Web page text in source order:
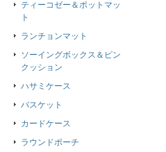
ティーコゼー＆ポットマッ
ト
ランチョンマット
ソーイングボックス＆ピン
クッション
ハサミケース
バスケット
カードケース
ラウンドポーチ